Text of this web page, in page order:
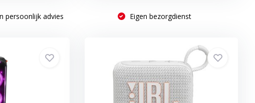
persoonlijk advies Eigen bezorgdienst